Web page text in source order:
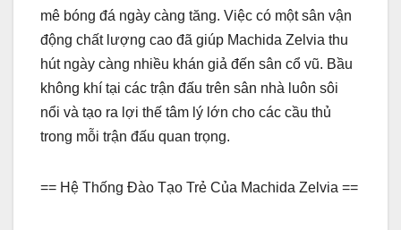
mê bóng đá ngày càng tăng. Việc có một sân vận
động chất lượng cao đã giúp Machida Zelvia thu
hút ngày càng nhiều khán giả đến sân cổ vũ. Bầu
không khí tại các trận đấu trên sân nhà luôn sôi
nổi và tạo ra lợi thế tâm lý lớn cho các cầu thủ
trong mỗi trận đấu quan trọng.
== Hệ Thống Đào Tạo Trẻ Của Machida Zelvia ==